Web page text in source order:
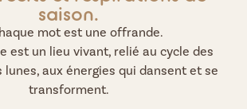
saison.
mot est une offrande.
est un lieu vivant, relié au cycle des
lunes, aux énergies qui dansent et se
transforment.